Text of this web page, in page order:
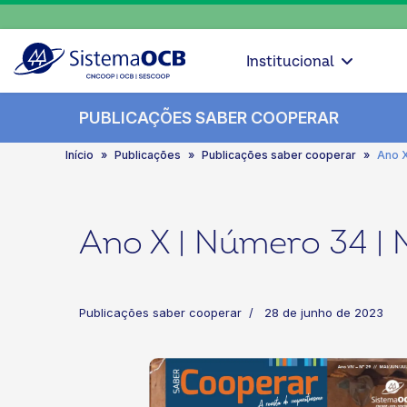
Institucional
PUBLICAÇÕES SABER COOPERAR
Início Publicações Publicações saber cooperar Ano
Ano X | Número 34 |
Publicações saber cooperar 28 de junho de 2023